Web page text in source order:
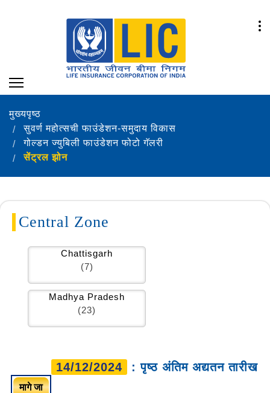
मुख्यपृष्ठ
सुवर्ण महोत्सची फाउंडेशन-समुदाय विकास
गोल्डन ज्युबिली फाउंडेशन फोटो गॅलरी
सेंट्रल झोन
Central Zone
Chattisgarh
(7)
Madhya Pradesh
(23)
14/12/2024 : पृष्ठ अंतिम अद्यतन तारीख
मागे जा